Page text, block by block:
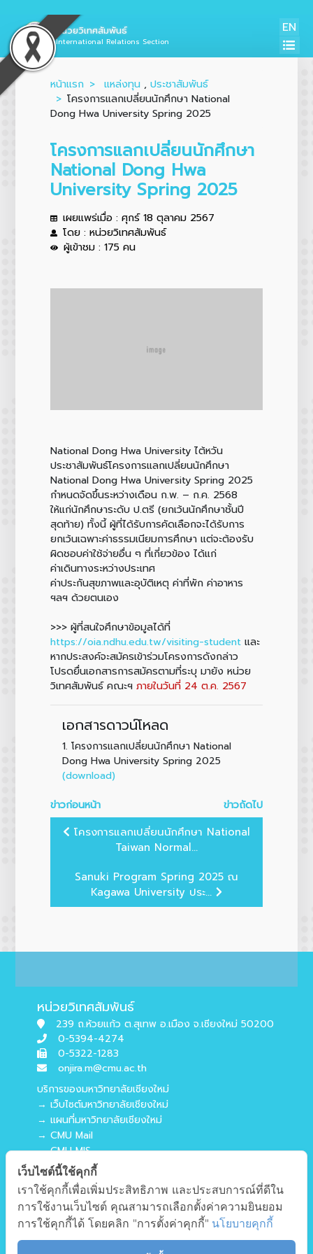
หน่วยวิเทศสัมพันธ์
International Relations Section
EN
หน้าแรก แหล่งทุน , ประชาสัมพันธ์
โครงการแลกเปลี่ยนนักศึกษา National
Dong Hwa University Spring 2025
โครงการแลกเปลี่ยนนักศึกษา
National Dong Hwa
University Spring 2025
เผยแพร่เมื่อ : ศุกร์ 18 ตุลาคม 2567
โดย : หน่วยวิเทศสัมพันธ์
ผู้เข้าชม : 175 คน
National Dong Hwa University ไต้หวัน
ประชาสัมพันธ์โครงการแลกเปลี่ยนนักศึกษา
National Dong Hwa University Spring 2025
กำหนดจัดขึ้นระหว่างเดือน ก.พ. – ก.ค. 2568
ให้แก่นักศึกษาระดับ ป.ตรี (ยกเว้นนักศึกษาชั้นปี
สุดท้าย) ทั้งนี้ ผู้ที่ได้รับการคัดเลือกจะได้รับการ
ยกเว้นเฉพาะค่าธรรมเนียมการศึกษา แต่จะต้องรับ
ผิดชอบค่าใช้จ่ายอื่น ๆ ที่เกี่ยวข้อง ได้แก่
ค่าเดินทางระหว่างประเทศ
ค่าประกันสุขภาพและอุบัติเหตุ ค่าที่พัก ค่าอาหาร
ฯลฯ ด้วยตนเอง
>>> ผู้ที่สนใจศึกษาข้อมูลได้ที่
https://oia.ndhu.edu.tw/visiting-studentและ
หากประสงค์จะสมัครเข้าร่วมโครงการดังกล่าว
โปรดยื่นเอกสารการสมัครตามที่ระบุ มายัง หน่วย
วิเทศสัมพันธ์ คณะฯ ภายในวันที่ 24 ต.ค. 2567
เอกสารดาวน์โหลด
1. โครงการแลกเปลี่ยนนักศึกษา National
Dong Hwa University Spring 2025
(download)
ข่าวก่อนหน้า
ข่าวถัดไป
โครงการแลกเปลี่ยนนักศึกษา National
Taiwan Normal...
Sanuki Program Spring 2025 ณ
Kagawa University ประ...
หน่วยวิเทศสัมพันธ์
239 ถ.ห้วยแก้ว ต.สุเทพ อ.เมือง จ.เชียงใหม่ 50200
0-5394-4274
0-5322-1283
onjira.m@cmu.ac.th
บริการของมหาวิทยาลัยเชียงใหม่
→ เว็บไซต์มหาวิทยาลัยเชียงใหม่
→ แผนที่มหาวิทยาลัยเชียงใหม่
→ CMU Mail
→ CMU MIS
→ CMU SIS
→ CMU WiFi
บริการของคณะศึกษาศาสตร์
→ เว็บไซต์คณะศึกษาศาสตร์
→ ระบบจัดการเว็บไซต์
เว็บไซต์นี้ใช้คุกกี้
เราใช้คุกกี้เพื่อเพิ่มประสิทธิภาพ และประสบการณ์ที่ดีใน
การใช้งานเว็บไซต์ คุณสามารถเลือกตั้งค่าความยินยอม
การใช้คุกกี้ได้ โดยคลิก "การตั้งค่าคุกกี้" นโยบายคุกกี้